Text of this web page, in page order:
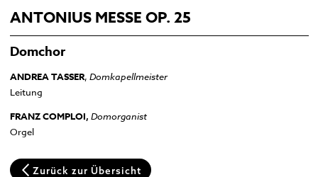
Pfarrkirche und Alter Friedhof
Multilingual Information
Termine
ANTONIUS MESSE OP. 25
Domchor
ANDREA TASSER, Domkapellmeister
Leitung
FRANZ COMPLOI, Domorganist
Orgel
Zurück zur Übersicht